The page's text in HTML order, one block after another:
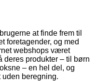
at finde frem til
foretagender, og med
webshops været
deres produkter – til børn
– en hel del, og
beregning.